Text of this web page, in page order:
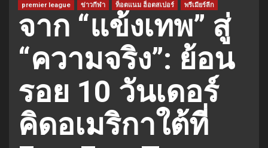
premier league ข่าวกีฬา ท็อตแนม ฮ็อตสเปอร์ พรีเมียร์ลีก
จาก “แข้งเทพ” สู่
“ความจริง”: ย้อน
รอย 10 วันเดอร์
คิดอเมริกาใต้ที่